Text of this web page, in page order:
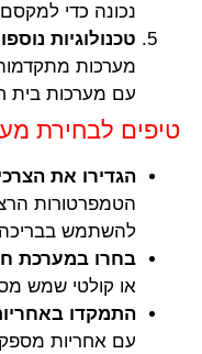
נכונה כדי
טכנולוגיות
מערכות
עם מערכות בית
טיפים לבחירת
הגדירו את
הטמפרטורות
להשתמש
בחרו במערכת
או קולטי שמש
התמקדו
עם אחריות